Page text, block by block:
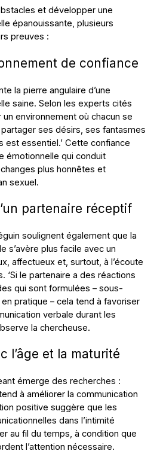
et développer une
épanouissante, plusieurs
preuves :
de confiance
la pierre angulaire d’une
saine. Selon les experts cités
un environnement où chacun se
ses désirs, ses fantasmes
est essentiel.’ Cette confiance
émotionnelle qui conduit
plus honnêtes et
sexuel.
partenaire réceptif
soulignent également que la
s’avère plus facile avec un
affectueux et, surtout, à l’écoute
‘Si le partenaire a des réactions
qui sont formulées – sous-
pratique – cela tend à favoriser
verbale durant les
la chercheuse.
l’âge et la maturité
émerge des recherches :
à améliorer la communication
positive suggère que les
dans l’intimité
au fil du temps, à condition que
l’attention nécessaire.